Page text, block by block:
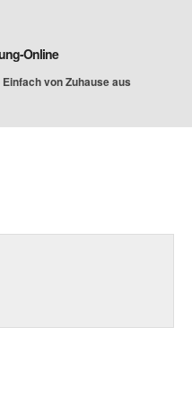
Online
von Zuhause aus